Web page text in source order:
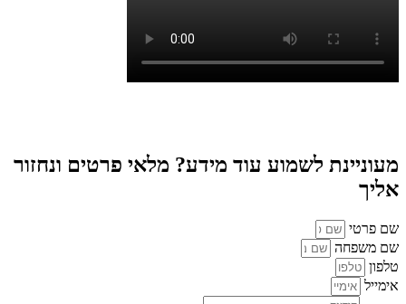
מעוניינת לשמוע עוד מידע? מלאי פרטים ונחזור
אליך
שם פרטי
שם משפחה
טלפון
אימייל